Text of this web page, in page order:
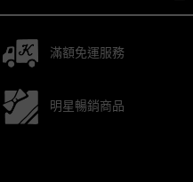
滿額免運服務
明星暢銷商品